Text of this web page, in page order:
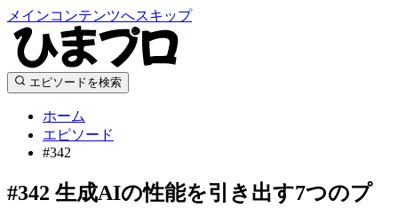
メインコンテンツへスキップ
エピソードを検索
ホーム
エピソード
#342
#342 生成AIの性能を引き出す7つのプ